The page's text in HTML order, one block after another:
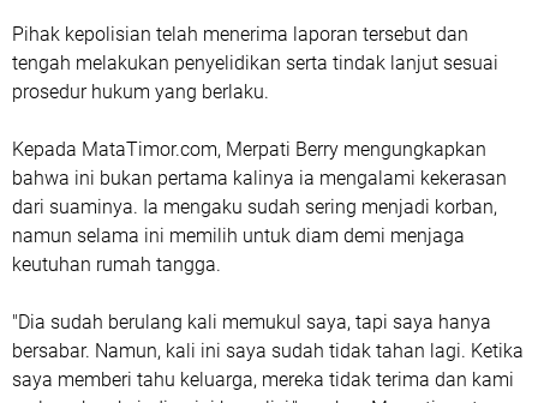
Pihak kepolisian telah menerima laporan tersebut dan
tengah melakukan penyelidikan serta tindak lanjut sesuai
prosedur hukum yang berlaku.
Kepada MataTimor.com, Merpati Berry mengungkapkan
bahwa ini bukan pertama kalinya ia mengalami kekerasan
dari suaminya. Ia mengaku sudah sering menjadi korban,
namun selama ini memilih untuk diam demi menjaga
keutuhan rumah tangga.
"Dia sudah berulang kali memukul saya, tapi saya hanya
bersabar. Namun, kali ini saya sudah tidak tahan lagi. Ketika
saya memberi tahu keluarga, mereka tidak terima dan kami